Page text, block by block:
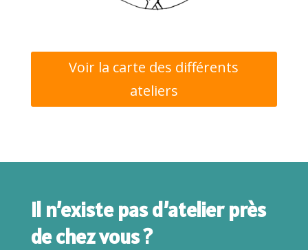
Voir la carte des différents
ateliers
Il n’existe pas d’atelier près
de chez vous ?